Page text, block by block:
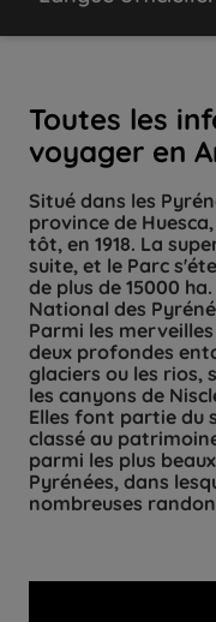
Toutes les
voyager en
Situé dans les
province de
tôt, en 1918. La
suite, et le Parc
de plus de 15000
National des
Parmi les
deux profondes
glaciers ou les rios,
les canyons de
Elles font partie du
classé au
parmi les plus
Pyrénées, dans
nombreuses